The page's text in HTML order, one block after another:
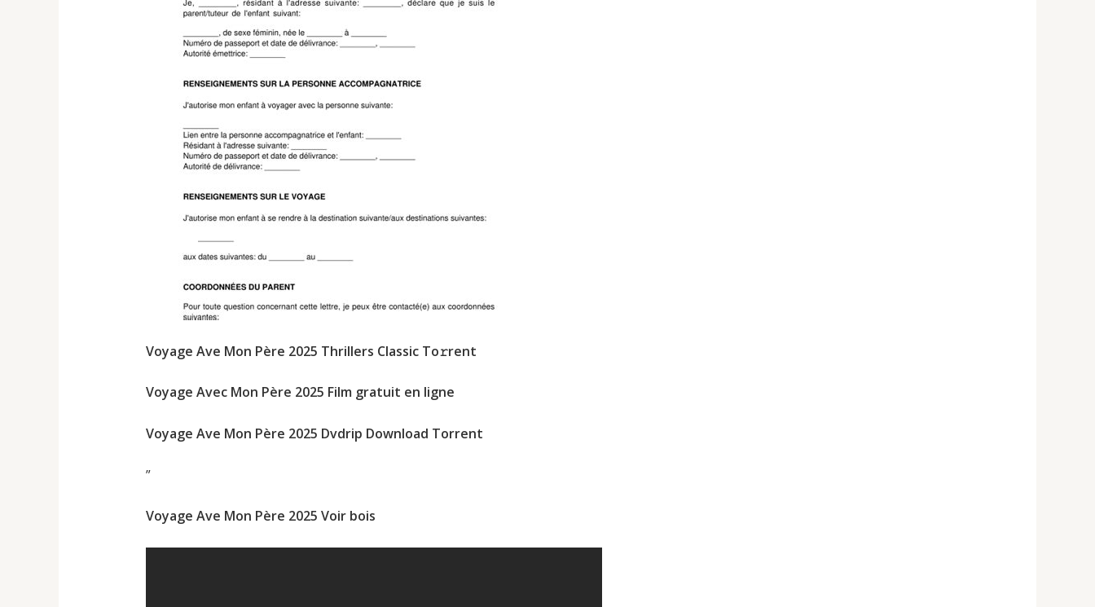
Voyage Ave Mon Père 2025 Thrillers Classic To𝚛rent
Voyage Avec Mon Père 2025 Film gratuit en ligne
Voyage Ave Mon Père 2025 Dvdrip Download Torrent
”
Voyage Ave Mon Père 2025 Voir bois